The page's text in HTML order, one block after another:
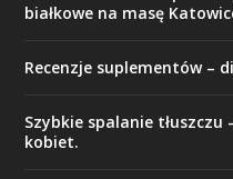
białkowe na masę
Recenzje suplementów –
Szybkie spalanie
kobiet.